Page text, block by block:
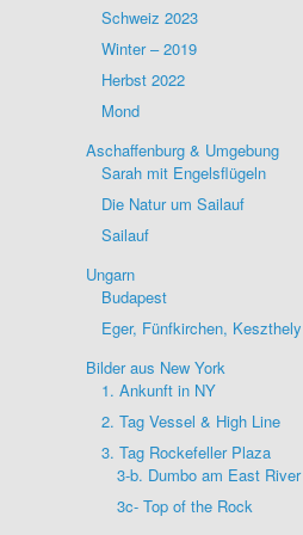
Schweiz 2023
Winter – 2019
Herbst 2022
Mond
Aschaffenburg & Umgebung
Sarah mit Engelsflügeln
Die Natur um Sailauf
Sailauf
Ungarn
Budapest
Eger, Fünfkirchen, Keszthely
Bilder aus New York
1. Ankunft in NY
2. Tag Vessel & High Line
3. Tag Rockefeller Plaza
3-b. Dumbo am East River
3c- Top of the Rock